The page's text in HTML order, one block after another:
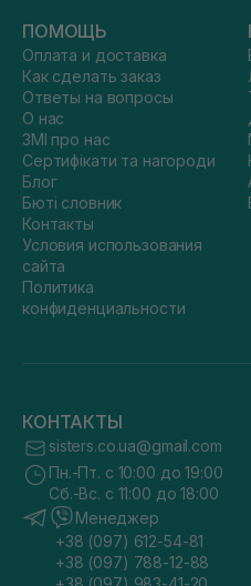
ПОМОЩЬ
Оплата и доставка
Как сделать заказ
Ответы на вопросы
О нас
ЗМІ про нас
Сертифікати та нагороди
Блог
Бюті словник
Контакты
Условия использования
сайта
Политика
конфиденциальности
КОНТАКТЫ
sisters.co.ua@gmail.com
Пн.-Пт. с 10:00 до 19:00
Сб.-Вс. с 11:00 до 18:00
Менеджер
+38 (097) 612-54-81
+38 (097) 788-12-88